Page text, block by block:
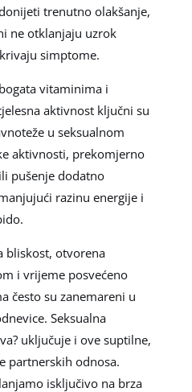
trenutno olakšanje,
ne otklanjaju uzrok
simptome.
vitaminima i
aktivnost ključni su
u seksualnom
aktivnosti, prekomjerno
pušenje dodatno
razinu energije i
bliskost, otvorena
i vrijeme posvećeno
često su zanemareni u
Seksualna
uključuje i ove suptilne,
partnerskih odnosa.
isključivo na brza